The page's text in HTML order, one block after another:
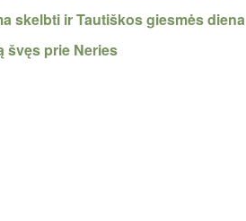
skelbti ir Tautiškos giesmės diena
švęs prie Neries